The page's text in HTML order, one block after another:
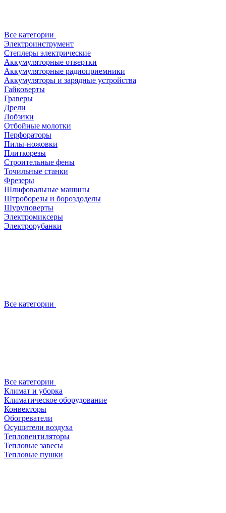
Все категории
Электроинструмент
Степлеры электрические
Аккумуляторные отвертки
Аккумуляторные радиоприемники
Аккумуляторы и зарядные устройства
Гайковерты
Граверы
Дрели
Лобзики
Отбойные молотки
Перфораторы
Пилы-ножовки
Плиткорезы
Строительные фены
Точильные станки
Фрезеры
Шлифовальные машины
Штроборезы и бороздоделы
Шуруповерты
Электромиксеры
Электрорубанки
Все категории
Все категории
Климат и уборка
Климатическое оборудование
Конвекторы
Обогреватели
Осушители воздуха
Тепловентиляторы
Тепловые завесы
Тепловые пушки